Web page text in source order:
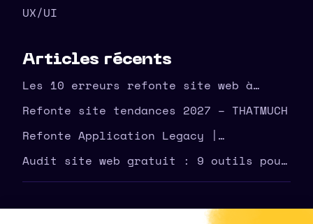
UX/UI
Articles récents
Les 10 erreurs refonte site web à
éviter en amont – THATMUCH
Refonte site tendances 2027 – THATMUCH
Refonte Application Legacy |
Modernisez Votre Outil | THATMUCH
Audit site web gratuit : 9 outils pour
corriger vite
©2026THATMUCH - Tous droits réservés